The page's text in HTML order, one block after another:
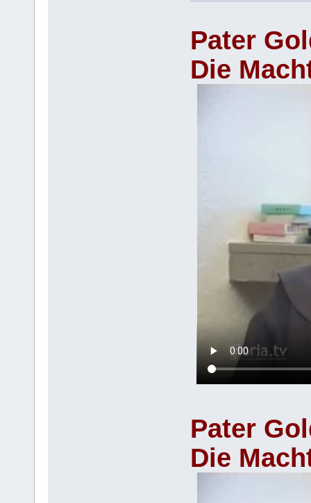
Pater
Die
Pater
Die